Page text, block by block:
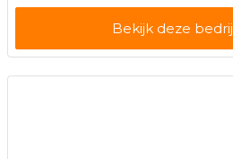
Bekijk deze